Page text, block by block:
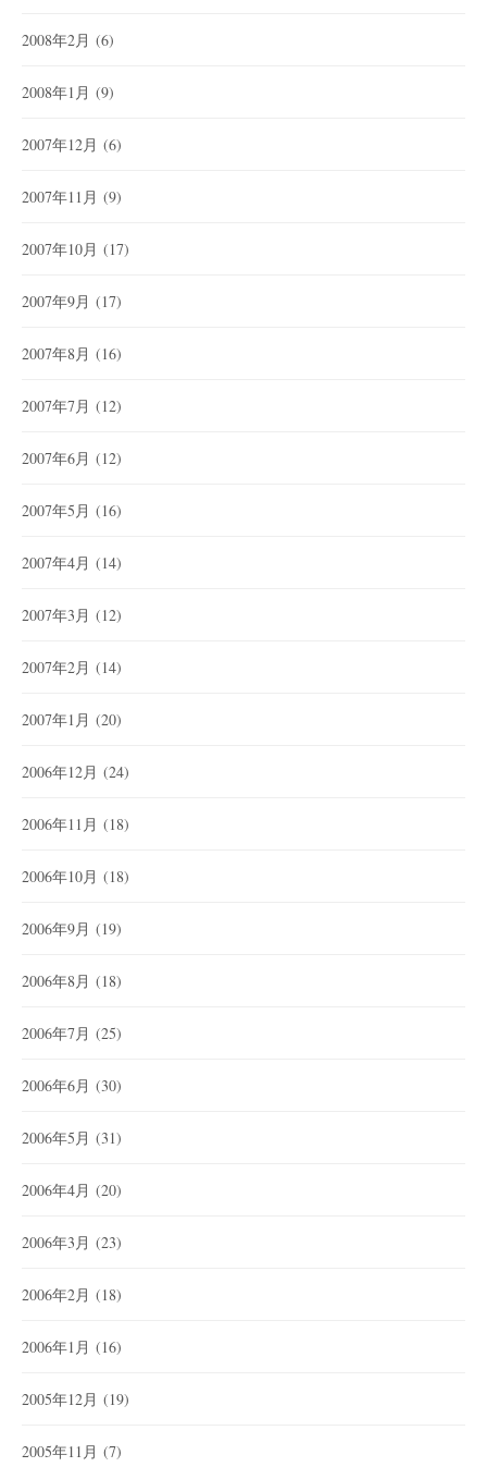
2008年2月 (6)
2008年1月 (9)
2007年12月 (6)
2007年11月 (9)
2007年10月 (17)
2007年9月 (17)
2007年8月 (16)
2007年7月 (12)
2007年6月 (12)
2007年5月 (16)
2007年4月 (14)
2007年3月 (12)
2007年2月 (14)
2007年1月 (20)
2006年12月 (24)
2006年11月 (18)
2006年10月 (18)
2006年9月 (19)
2006年8月 (18)
2006年7月 (25)
2006年6月 (30)
2006年5月 (31)
2006年4月 (20)
2006年3月 (23)
2006年2月 (18)
2006年1月 (16)
2005年12月 (19)
2005年11月 (7)